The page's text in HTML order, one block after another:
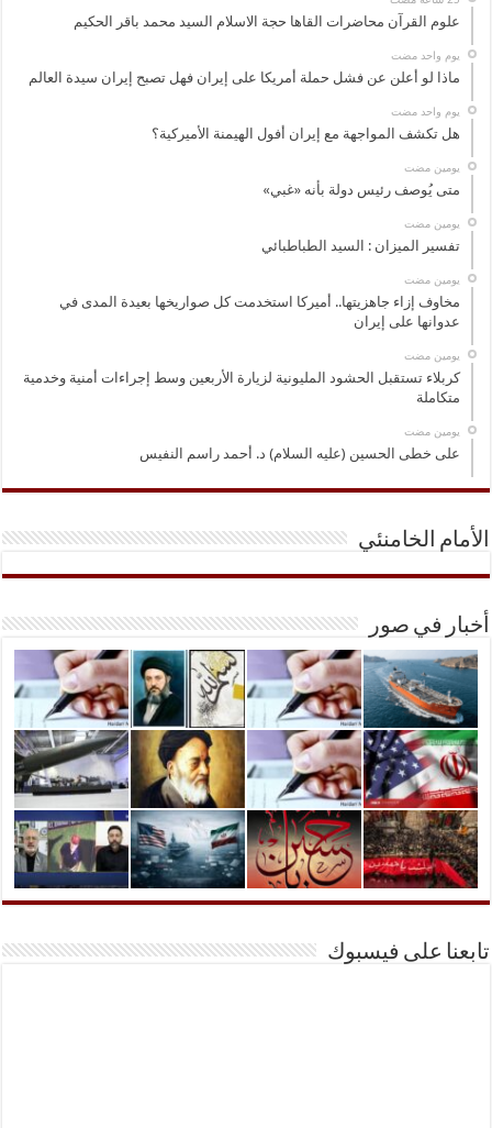
علوم القرآن محاضرات القاها حجة الاسلام السيد محمد باقر الحكيم
‏يوم واحد مضت
ماذا لو أعلن عن فشل حملة أمريكا على إيران فهل تصبح إيران سيدة العالم
‏يوم واحد مضت
هل تكشف المواجهة مع إيران أفول الهيمنة الأميركية؟
‏يومين مضت
متى يُوصف رئيس دولة بأنه «غبي»
‏يومين مضت
تفسير الميزان : السيد الطباطبائي
‏يومين مضت
مخاوف إزاء جاهزيتها.. أميركا استخدمت كل صواريخها بعيدة المدى في
عدوانها على إيران
‏يومين مضت
كربلاء تستقبل الحشود المليونية لزيارة الأربعين وسط إجراءات أمنية وخدمية
متكاملة
‏يومين مضت
على خطى الحسين (عليه السلام) د. أحمد راسم النفيس
الأمام الخامنئي
أخبار في صور
تابعنا على فيسبوك